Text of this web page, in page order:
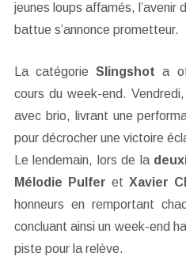
jeunes loups affamés, l’avenir
battue s’annonce prometteur.
La catégorieSlingshot a
cours du week-end. Vendredi,
avec brio, livrant une
pour décrocher une victoire
Le lendemain, lors de la
Mélodie Pulfer et Xavier
honneurs en remportant
concluant ainsi un week-end
piste pour la relève.